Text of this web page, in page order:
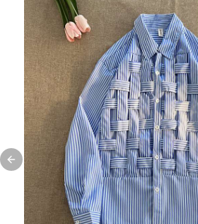
Previous slide